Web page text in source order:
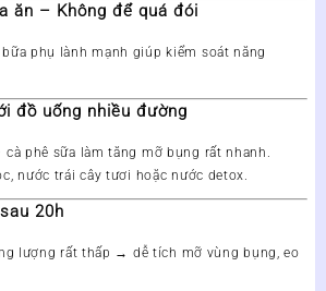
ăn – Không để quá đói
phụ lành mạnh giúp kiểm soát năng
đồ uống nhiều đường
phê sữa làm tăng mỡ bụng rất nhanh.
nước trái cây tươi hoặc nước detox.
20h
lượng rất thấp → dễ tích mỡ vùng bụng, eo